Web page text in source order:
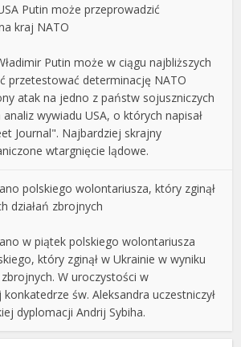
Putin może przeprowadzić
kraj NATO
Putin może w ciągu najbliższych
przetestować determinację NATO
atak na jedno z państw sojuszniczych
wywiadu USA, o których napisał
Journal". Najbardziej skrajny
wtargnięcie lądowe.
polskiego wolontariusza, który zginął
działań zbrojnych
w piątek polskiego wolontariusza
który zginął w Ukrainie w wyniku
W uroczystości w
św. Aleksandra uczestniczył
dyplomacji Andrij Sybiha.